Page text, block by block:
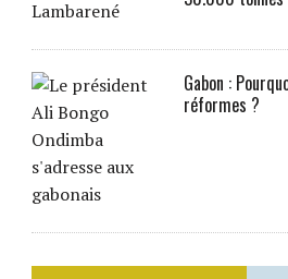
Gabon :
réformes ?